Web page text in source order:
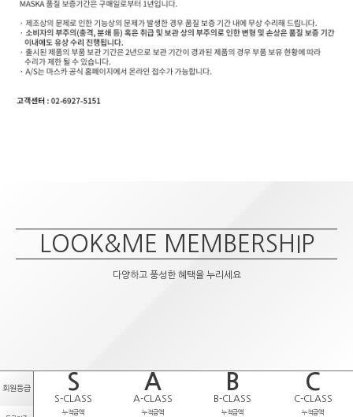
LOOK&ME MEMBERSHIP
다양하고 풍성한 혜택을 누리세요
회원등급 S A B C
S-CLASS A-CLASS B-CLASS C-CLASS
누적금액 누적금액 누적금액 누적금액